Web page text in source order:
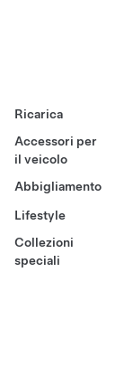
Ricarica
Accessori per
il veicolo
Abbigliamento
Lifestyle
Collezioni
speciali